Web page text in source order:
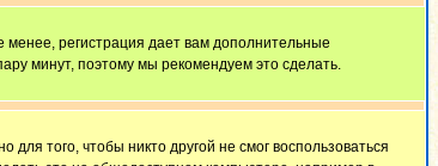
менее, регистрация дает вам дополнительные
минут, поэтому мы рекомендуем это сделать.
того, чтобы никто другой не смог воспользоваться